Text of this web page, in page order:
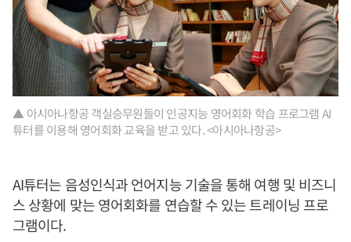
▲ 아시아나항공 객실승무원들이 인공지능 영어회화 학습 프로그램 AI
튜터를 이용해 영어회화 교육을 받고 있다. <아시아나항공>
AI튜터는 음성인식과 언어지능 기술을 통해 여행 및 비즈니
스 상황에 맞는 영어회화를 연습할 수 있는 트레이닝 프로
그램이다.